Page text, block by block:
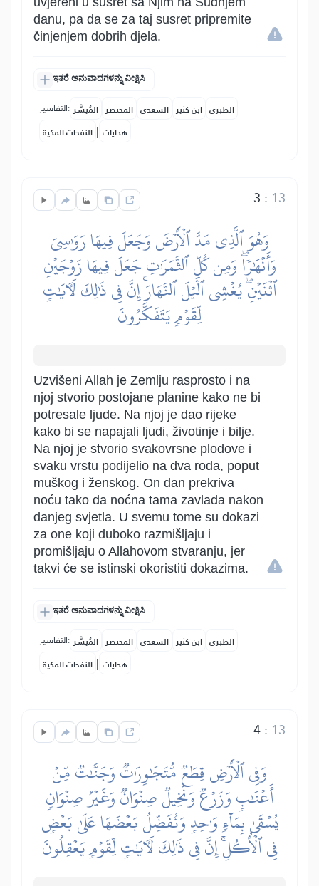
danu, pa da se za taj susret pripremite
činjenjem dobrih djela.
ಇತರೆ ಅನುವಾದಗಳನ್ನು ವೀಕ್ಷಿಸಿ
التفاسير: المُيسَّر المختصر السعدي ابن كثير الطبري
النفحات المكية | هدايات
3 : 13
وَهُوَ ٱلَّذِي مَدَّ ٱلۡأَرۡضَ وَجَعَلَ فِيهَا رَوَٰسِيَ
وَأَنۡهَٰرٗاۖ وَمِن كُلِّ ٱلثَّمَرَٰتِ جَعَلَ فِيهَا زَوۡجَيۡنِ
ٱثۡنَيۡنِۖ يُغۡشِي ٱلَّيۡلَ ٱلنَّهَارَۚ إِنَّ فِي ذَٰلِكَ لَأٓيَٰتٖ
لِّقَوۡمٖ يَتَفَكَّرُونَ
Uzvišeni Allah je Zemlju rasprosto i na
njoj stvorio postojane planine kako ne bi
potresale ljude. Na njoj je dao rijeke
kako bi se napajali ljudi, životinje i bilje.
Na njoj je stvorio svakovrsne plodove i
svaku vrstu podijelio na dva roda, poput
muškog i ženskog. On dan prekriva
noću tako da noćna tama zavlada nakon
danjeg svjetla. U svemu tome su dokazi
za one koji duboko razmišljaju i
promišljaju o Allahovom stvaranju, jer
takvi će se istinski okoristiti dokazima.
ಇತರೆ ಅನುವಾದಗಳನ್ನು ವೀಕ್ಷಿಸಿ
التفاسير: المُيسَّر المختصر السعدي ابن كثير الطبري
النفحات المكية | هدايات
4: 13
وَفِي ٱلۡأَرۡضِ قِطَعٞ مُّتَجَٰوِرَٰتٞ وَجَنَّٰتٞ مِّنۡ
أَعۡنَٰبٖ وَزَرۡعٞ وَنَخِيلٞ صِنۡوَانٞ وَغَيۡرُ صِنۡوَانٖ
يُسۡقَىٰ بِمَآءٖ وَٰحِدٖ وَنُفَضِّلُ بَعۡضَهَا عَلَىٰ بَعۡضٖ
فِي ٱلۡأُكُلِۚ إِنَّ فِي ذَٰلِكَ لَأٓيَٰتٖ لِّقَوۡمٖ يَعۡقِلُونَ